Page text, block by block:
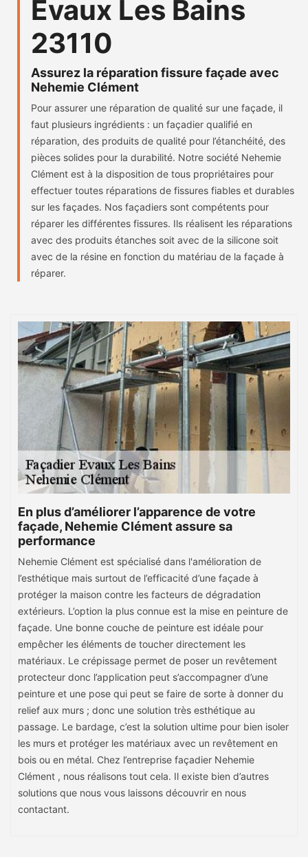
Evaux Les Bains
23110
Assurez la réparation fissure façade avec
Nehemie Clément
Pour assurer une réparation de qualité sur une façade, il
faut plusieurs ingrédients : un façadier qualifié en
réparation, des produits de qualité pour l’étanchéité, des
pièces solides pour la durabilité. Notre société Nehemie
Clément est à la disposition de tous propriétaires pour
effectuer toutes réparations de fissures fiables et durables
sur les façades. Nos façadiers sont compétents pour
réparer les différentes fissures. Ils réalisent les réparations
avec des produits étanches soit avec de la silicone soit
avec de la résine en fonction du matériau de la façade à
réparer.
En plus d’améliorer l’apparence de votre
façade, Nehemie Clément assure sa
performance
Nehemie Clément est spécialisé dans l'amélioration de
l’esthétique mais surtout de l’efficacité d’une façade à
protéger la maison contre les facteurs de dégradation
extérieurs. L’option la plus connue est la mise en peinture de
façade. Une bonne couche de peinture est idéale pour
empêcher les éléments de toucher directement les
matériaux. Le crépissage permet de poser un revêtement
protecteur donc l’application peut s’accompagner d’une
peinture et une pose qui peut se faire de sorte à donner du
relief aux murs ; donc une solution très esthétique au
passage. Le bardage, c’est la solution ultime pour bien isoler
les murs et protéger les matériaux avec un revêtement en
bois ou en métal. Chez l’entreprise façadier Nehemie
Clément , nous réalisons tout cela. Il existe bien d’autres
solutions que nous vous laissons découvrir en nous
contactant.